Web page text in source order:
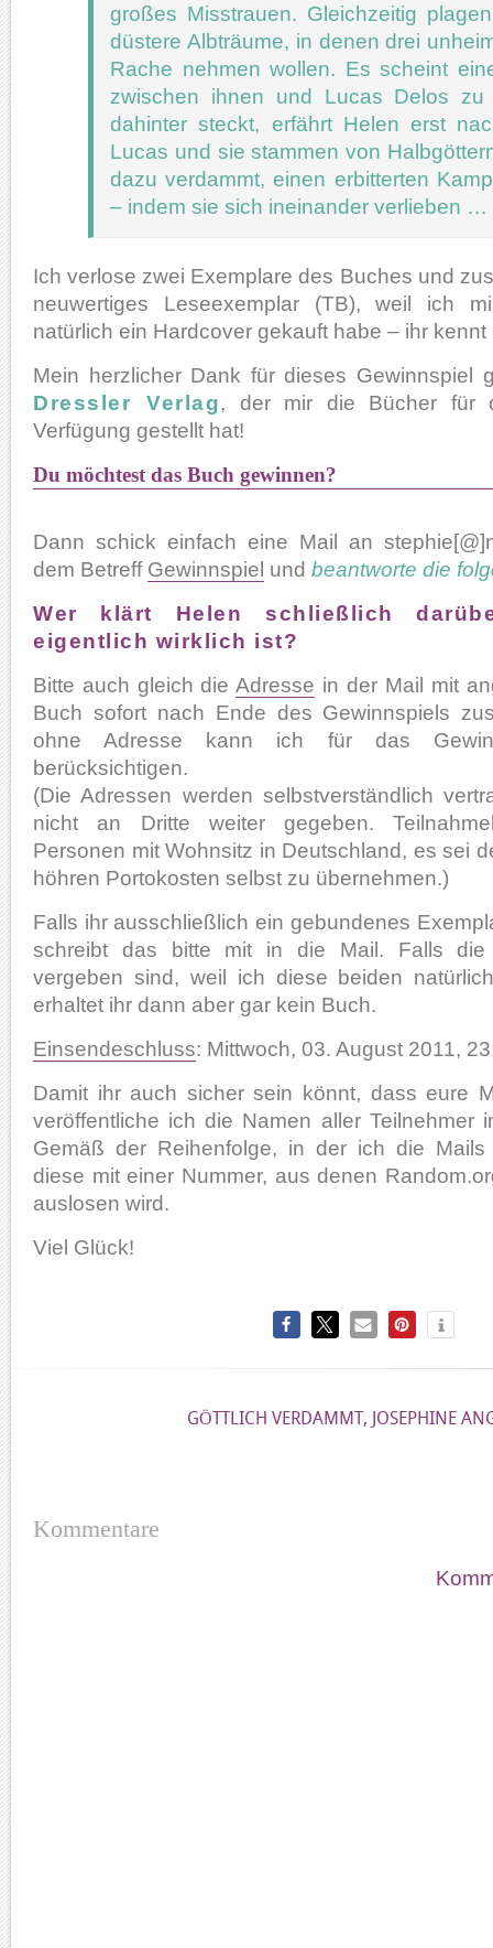
großes Misstrauen. Gleichzeitig
düstere Albträume, in denen drei
Rache nehmen wollen. Es scheint
zwischen ihnen und Lucas Delos zu
dahinter steckt, erfährt Helen erst
Lucas und sie stammen von
dazu verdammt, einen erbitterten
– indem sie sich ineinander verlieben …
Ich verlose zwei Exemplare des Buches und
neuwertiges Leseexemplar (TB), weil ich
natürlich ein Hardcover gekauft habe – ihr
Mein herzlicher Dank für dieses
Dressler Verlag, der mir die Bücher für
Verfügung gestellt hat!
Du möchtest das Buch gewinnen?
Dann schick einfach eine Mail an
dem Betreff Gewinnspiel und beantworte die
Wer klärt Helen schließlich
eigentlich wirklich ist?
Bitte auch gleich dieAdresse in der Mail mit
Buch sofort nach Ende des Gewinnspiels
ohne Adresse kann ich für das
berücksichtigen.
(Die Adressen werden selbstverständlich
nicht an Dritte weiter gegeben.
Personen mit Wohnsitz in Deutschland, es sei
höhren Portokosten selbst zu übernehmen.)
Falls ihr ausschließlich ein gebundenes
schreibt das bitte mit in die Mail. Falls die
vergeben sind, weil ich diese beiden
erhaltet ihr dann aber gar kein Buch.
Einsendeschluss: Mittwoch, 03. August 2011,
Damit ihr auch sicher sein könnt, dass eure
veröffentliche ich die Namen aller Teilnehmer
Gemäß der Reihenfolge, in der ich die
diese mit einer Nummer, aus denen
auslosen wird.
Viel Glück!
GÖTTLICH VERDAMMT, JOSEPHINE
Kommentare